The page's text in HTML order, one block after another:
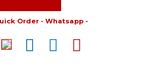
Order - Whatsapp -